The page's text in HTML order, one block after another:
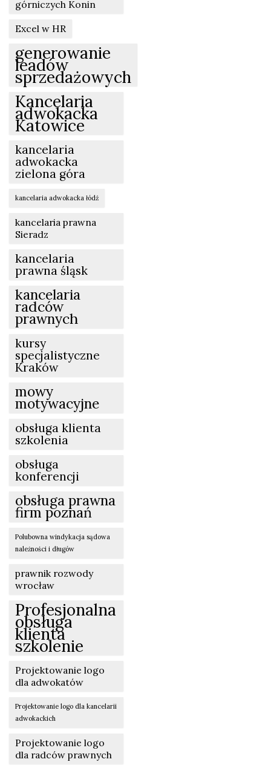
górniczych Konin
Excel w HR
generowanie
leadów
sprzedażowych
Kancelaria
adwokacka
Katowice
kancelaria
adwokacka
zielona góra
kancelaria adwokacka łódź
kancelaria prawna
Sieradz
kancelaria
prawna śląsk
kancelaria
radców
prawnych
kursy
specjalistyczne
Kraków
mowy
motywacyjne
obsługa klienta
szkolenia
obsługa
konferencji
obsługa prawna
firm poznań
Polubowna windykacja sądowa
należności i długów
prawnik rozwody
wrocław
Profesjonalna
obsługa
klienta
szkolenie
Projektowanie logo
dla adwokatów
Projektowanie logo dla kancelarii
adwokackich
Projektowanie logo
dla radców prawnych